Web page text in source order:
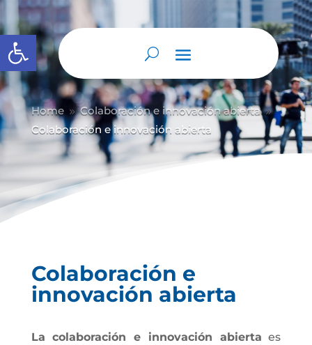
Abrir barra de herramientas
Home 9 Colaboración e innovación abierta 9
Colaboración e innovación abierta
Colaboración e
innovación abierta
La colaboración e innovación abierta es